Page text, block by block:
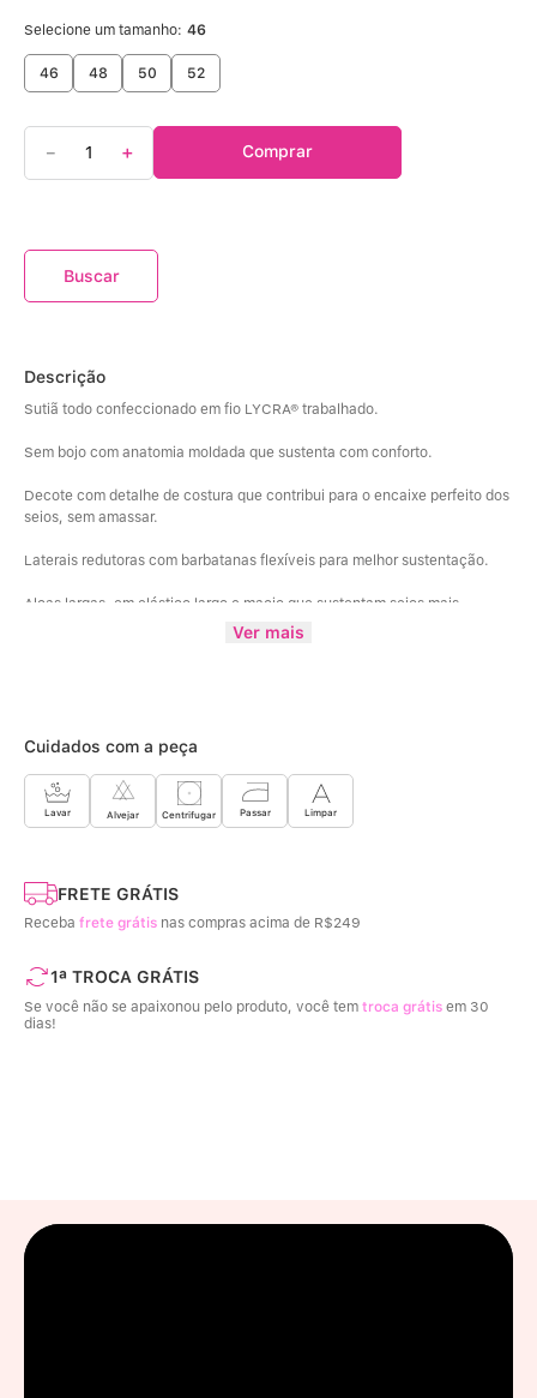
Selecione um tamanho: 46
46 48 50 52
＋
－ Comprar
Descrição
Sutiã todo confeccionado em fio LYCRA® trabalhado.
Sem bojo com anatomia moldada que sustenta com conforto.
Decote com detalhe de costura que contribui para o encaixe perfeito dos
seios, sem amassar.
Laterais redutoras com barbatanas flexíveis para melhor sustentação.
Alças largas, em elástico largo e macio que sustentam seios mais
Veste plus size.
Ver mais
Cuidados com a peça
Lavar Alvejar Centrifugar Passar Limpar
FRETE GRÁTIS
Receba frete grátis nas compras acima de R$249
1ª TROCA GRÁTIS
Se você não se apaixonou pelo produto, você tem troca grátis em 30
dias!